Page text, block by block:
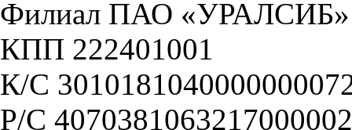
Филиал ПАО «УРАЛСИБ»
КПП 222401001
К/С
Р/С